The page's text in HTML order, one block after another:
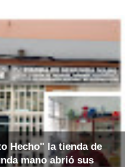
LOS
Hecho" la tienda de
mano abrió sus